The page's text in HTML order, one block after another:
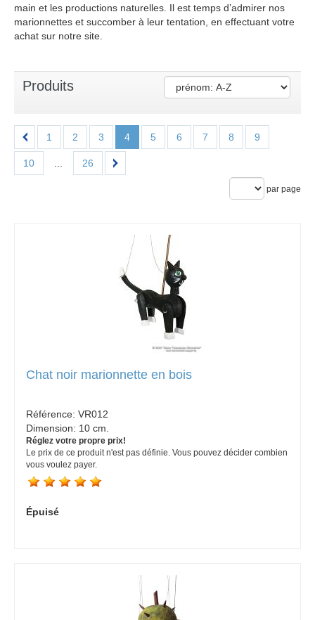
main et les productions naturelles. Il est temps d’admirer nos
marionnettes et succomber à leur tentation, en effectuant votre
achat sur notre site.
Produits
1 2 3 4 5 6 7 8 9
10 26
par page
Chat noir marionnette en bois
Référence: VR012
Dimension: 10 cm.
Réglez votre propre prix!
Le prix de ce produit n'est pas définie. Vous pouvez décider combien
vous voulez payer.
Épuisé